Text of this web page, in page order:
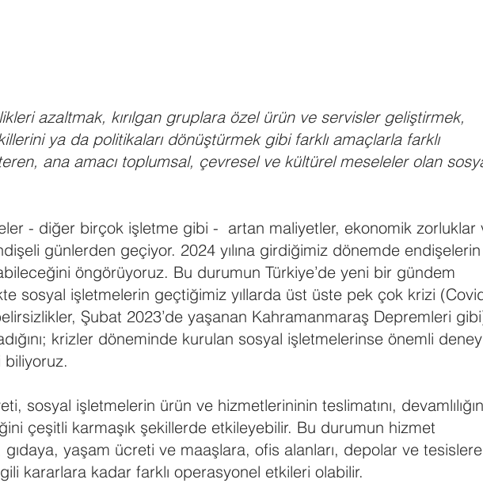
azaltmak, kırılgan gruplara özel ürün ve servisler geliştirmek,
ya da politikaları dönüştürmek gibi farklı amaçlarla farklı
ana amacı toplumsal, çevresel ve kültürel meseleler olan
- diğer birçok işletme gibi - artan maliyetler, ekonomik zorluklar
günlerden geçiyor. 2024 yılına girdiğimiz dönemde endişelerin
öngörüyoruz. Bu durumun Türkiye’de yeni bir gündem
sosyal işletmelerin geçtiğimiz yıllarda üst üste pek çok krizi
Şubat 2023’de yaşanan Kahramanmaraş Depremleri
krizler döneminde kurulan sosyal işletmelerinse önemli
sosyal işletmelerin ürün ve hizmetlerininin teslimatını,
çeşitli karmaşık şekillerde etkileyebilir. Bu durumun hizmet
gıdaya, yaşam ücreti ve maaşlara, ofis alanları, depolar ve
kararlara kadar farklı operasyonel etkileri olabilir.